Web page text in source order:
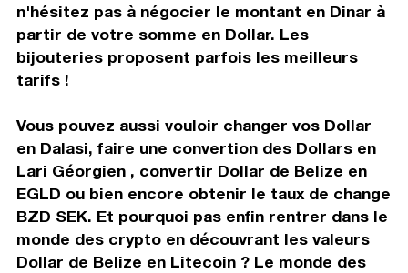
n'hésitez pas à négocier le montant en Dinar à
partir de votre somme en Dollar. Les
bijouteries proposent parfois les meilleurs
tarifs !
Vous pouvez aussi vouloir changer vos Dollar
en Dalasi, faire une convertion des Dollars en
Lari Géorgien , convertir Dollar de Belize en
EGLD ou bien encore obtenir le taux de change
BZD SEK. Et pourquoi pas enfin rentrer dans le
monde des crypto en découvrant les valeurs
Dollar de Belize en Litecoin ? Le monde des